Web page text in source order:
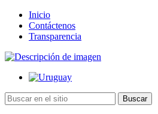
Inicio
Contáctenos
Transparencia